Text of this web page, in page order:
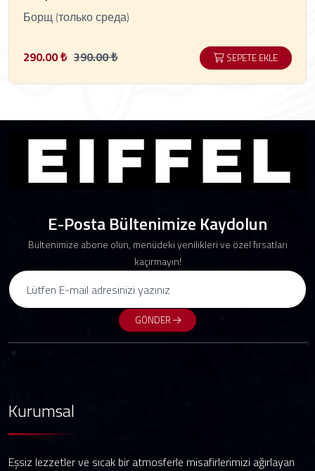
Борщ (только среда)
290.00 ₺ 390.00 ₺ SEPETE EKLE
E-Posta Bültenimize Kaydolun
Bültenimize abone olun, menüdeki yenilikleri ve özel fırsatları
kaçırmayın!
GÖNDER
Kurumsal
Eşsiz lezzetler ve sıcak bir atmosferle misafirlerimizi ağırlayan